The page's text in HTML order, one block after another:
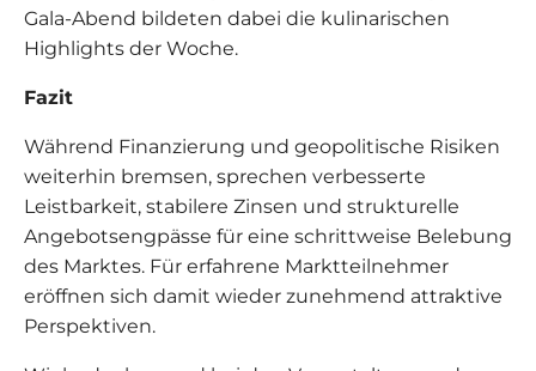
Gala-Abend bildeten dabei die kulinarischen
Highlights der Woche.
Fazit
Während Finanzierung und geopolitische Risiken
weiterhin bremsen, sprechen verbesserte
Leistbarkeit, stabilere Zinsen und strukturelle
Angebotsengpässe für eine schrittweise Belebung
des Marktes. Für erfahrene Marktteilnehmer
eröffnen sich damit wieder zunehmend attraktive
Perspektiven.